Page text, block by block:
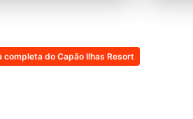
completa do Capão Ilhas Resort